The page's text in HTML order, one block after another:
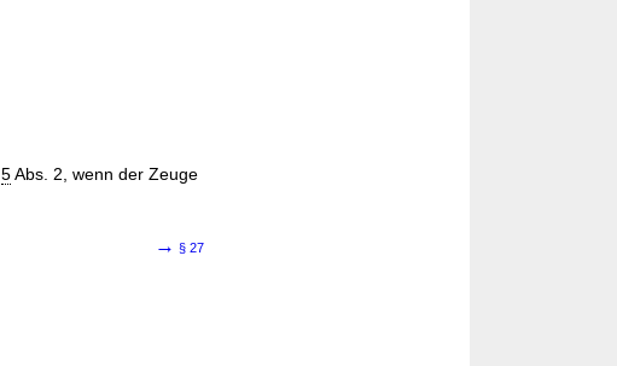
5Abs. 2, wenn der Zeuge
→ § 27